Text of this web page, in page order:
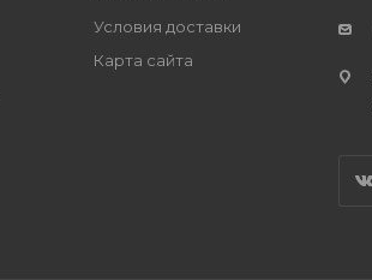
Условия доставки
Карта сайта